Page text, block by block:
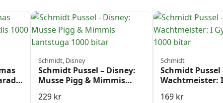
Schmidt, Disney
Schmidt Pussel – Disney:
Musse Pigg & Mimmis
229 kr
Schmidt
Schmidt Pussel
Wachtmeister:
169 kr